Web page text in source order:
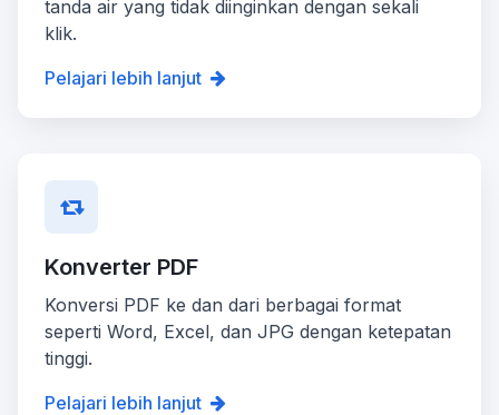
tanda air yang tidak diinginkan dengan sekali
klik.
Pelajari lebih lanjut
Konverter PDF
Konversi PDF ke dan dari berbagai format
seperti Word, Excel, dan JPG dengan ketepatan
tinggi.
Pelajari lebih lanjut